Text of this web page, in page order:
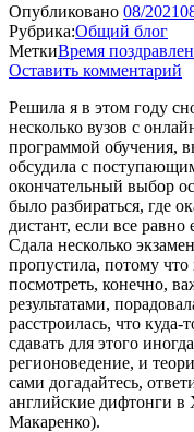
Опубликовано 08/2021
Рубрика:Общий блог
МеткиВремя
Оставить комментарий
Решила я в этом году
несколько вузов с
программой обучения,
обсудила с
окончательный выбор
было разбираться, где
дистант, если все
Сдала несколько
пропустила, потому
посмотреть, конечно,
результатами,
расстроилась, что куда-
сдавать для этого
регионоведение, и
сами догадайтесь,
английские дифтонги
Макаренко).